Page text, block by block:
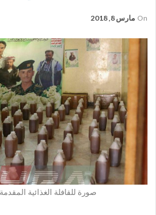
On مارس 8, 2018
صورة للقافلة الغذائية